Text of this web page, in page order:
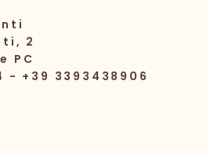
2
PC
- +39 3393438906